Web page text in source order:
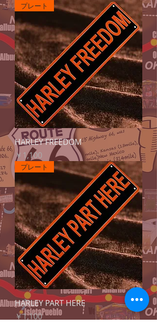
プレート
HARLEY FREEDOM
価格
￥1,100
プレート
HARLEY PART HERE
価格
￥1,100